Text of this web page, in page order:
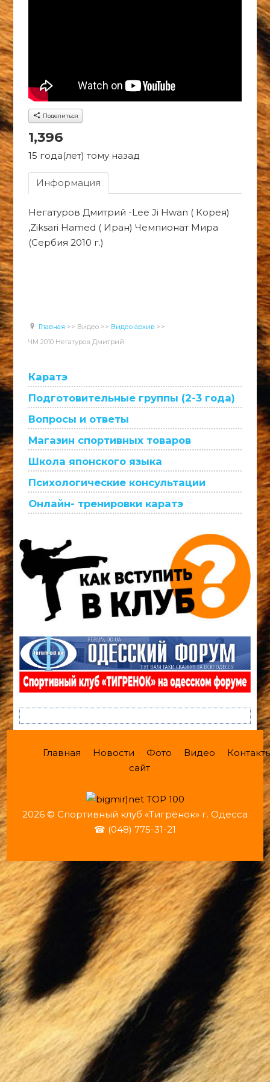
Поделиться
1,396
15 года(лет) тому назад
Информация
Негатуров Дмитрий -Lee Ji Hwan ( Корея)
,Ziksari Hamed ( Иран) Чемпионат Мира
(Сербия 2010 г.)
Главная >> Видео >> Видео архив >>
ЧМ 2010 Негатуров Дмитрий
Каратэ
Подготовительные группы (2-3 года)
Вопросы и ответы
Магазин спортивных товаров
Школа японского языка
Психологические консультации
Онлайн- тренировки каратэ
Главная Новости Фото Видео
сайт
2026 © Спортивный клуб «Тигрёнок» г. Одесса
☎ (048) 775-31-21